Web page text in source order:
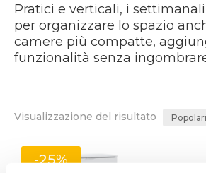
Pratici e verticali, i
per organizzare lo spazio
camere più compatte,
funzionalità senza
Visualizzazione del risultato
-25%